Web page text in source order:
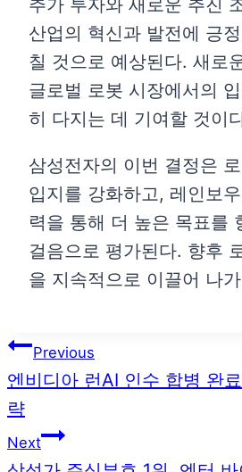
산업의 혁신과 발전에 긍
칠 것으로 예상된다. 새로
글로벌 로봇 시장에서의
히 다지는 데 기여할 것이
삼성전자의 이번 결정은
입지를 강화하고, 레인보
력을 통해 더 높은 목표를
걸음으로 평가된다. 향후
을 지속적으로 이끌어 나
글
탐
색
Previous
엔비디아 런AI 인수 합병 완
략
Next